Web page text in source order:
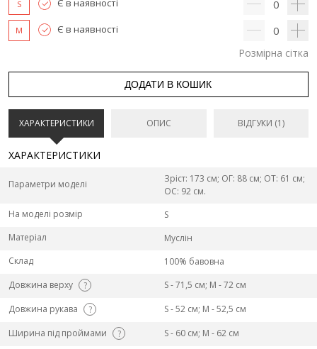
S 0
M Є в наявності 0
Розмірна сітка
ДОДАТИ В КОШИК
ХАРАКТЕРИСТИКИ ОПИС ВІДГУКИ (1)
ХАРАКТЕРИСТИКИ
Параметри моделі
Зріст: 173 см; ОГ: 88 см; ОТ: 61 см;
ОС: 92 см.
На моделі розмір
S
Матеріал
Муслін
Склад
100% бавовна
Довжина верху
?
S - 71,5 см; M - 72 см
Довжина рукава
?
S - 52 см; M - 52,5 см
Ширина під проймами
? S - 60 см; M - 62 см